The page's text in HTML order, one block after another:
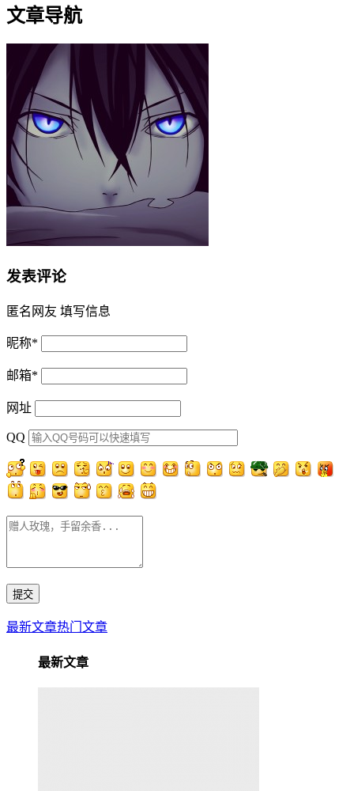
文章导航
发表评论
匿名网友 填写信息
昵称*
邮箱*
网址
QQ
最新文章热门文章
最新文章